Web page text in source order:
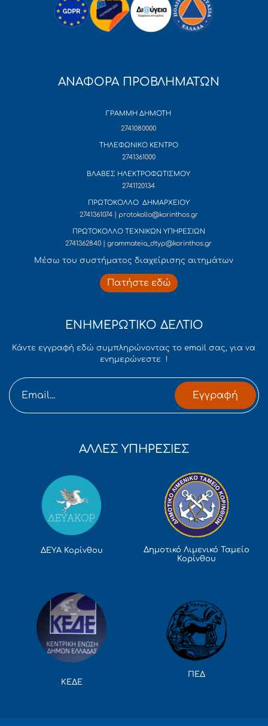
ΑΝΑΦΟΡΑ ΠΡΟΒΛΗΜΑΤΩΝ
ΓΡΑΜΜΗ ΔΗΜΟΤΗ
2741080000
ΤΗΛΕΦΩΝΙΚΟ ΚΕΝΤΡΟ
2741361000
ΒΛΑΒΕΣ ΗΛΕΚΤΡΟΦΩΤΙΣΜΟΥ
2741120134
ΠΡΩΤΟΚΟΛΛΟ ΔΗΜΑΡΧΕΙΟΥ
2741361074 | protokollo@korinthos.gr
ΠΡΩΤΟΚΟΛΛΟ ΤΕΧΝΙΚΩΝ ΥΠΗΡΕΣΙΩΝ
2741362840 | grammateia_dtyp@korinthos.gr
Mέσω του συστήματος διαχείρισης αιτημάτων
Πατήστε εδώ
ΕΝΗΜΕΡΩΤΙΚΟ ΔΕΛΤΙΟ
Κάντε εγγραφή εδώ συμπληρώνοντας το email σας, για να
ενημερώνεστε !
Εγγραφή
ΑΛΛΕΣ ΥΠΗΡΕΣΙΕΣ
ΔΕΥΑ Κορίνθου
Δημοτικό Λιμενικό Ταμείο
Κορίνθου
ΚΕΔΕ
ΠΕΔ